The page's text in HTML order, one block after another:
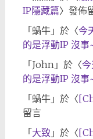
IP隱藏篇〉發佈
「蝸牛」於〈今
的是浮動IP 沒事
「John 」於〈
的是浮動IP 沒事
「蝸牛」於〈
留言
「大致 」於〈